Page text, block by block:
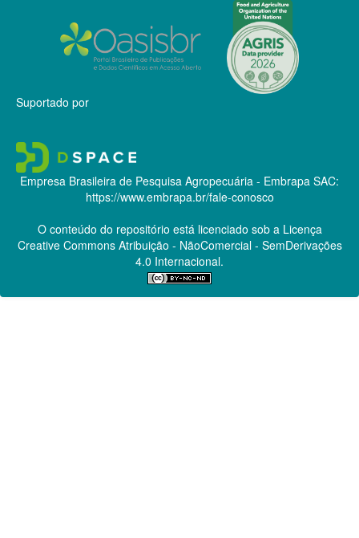
Suportado por
Empresa Brasileira de Pesquisa Agropecuária - Embrapa SAC:
https://www.embrapa.br/fale-conosco
O conteúdo do repositório está licenciado sob a Licença
Creative CommonsAtribuição - NãoComercial - SemDerivações
4.0 Internacional.